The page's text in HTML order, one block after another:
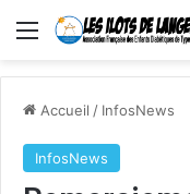
Menu
Accueil / InfosNews
InfosNews